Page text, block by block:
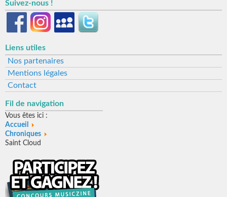
Suivez-nous !
Liens utiles
Nos partenaires
Mentions légales
Contact
Fil de navigation
Vous êtes ici :
Accueil
Chroniques
Saint Cloud